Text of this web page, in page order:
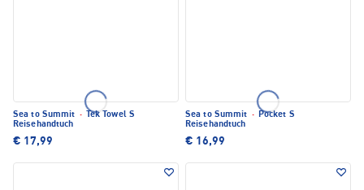
Sea to Summit ·
Tek Towel S
Reisehandtuch
€ 17,99
Sea to Summit · Pocket S
Reisehandtuch
€ 16,99